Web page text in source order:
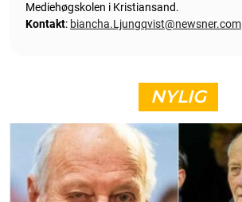
Mediehøgskolen i Kristiansand.
Kontakt: biancha.Ljungqvist@newsner.com
NYLIG